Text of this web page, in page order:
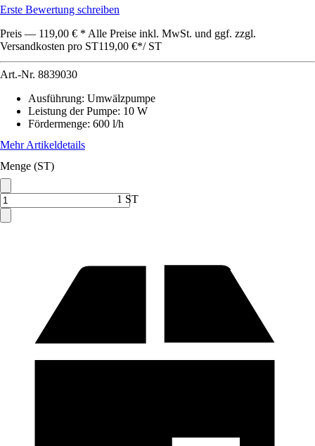
Erste Bewertung schreiben
Preis — 119,00 € * Alle Preise inkl. MwSt. und ggf. zzgl.
Versandkosten pro ST119,00 €*/ ST
Art.-Nr. 8839030
Ausführung: Umwälzpumpe
Leistung der Pumpe: 10 W
Fördermenge: 600 l/h
Mehr Artikeldetails
Menge (ST)
1 ST